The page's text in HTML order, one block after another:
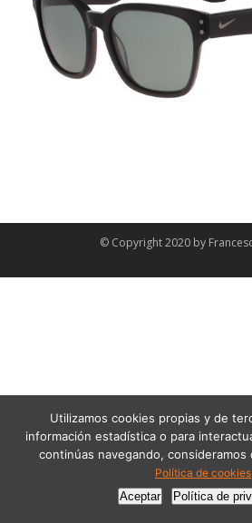
© Copyright 2020 by
Utilizamos cookies propias y de
información estadística o para
continúas navegando,
Política de cookies
Aceptar
Política de